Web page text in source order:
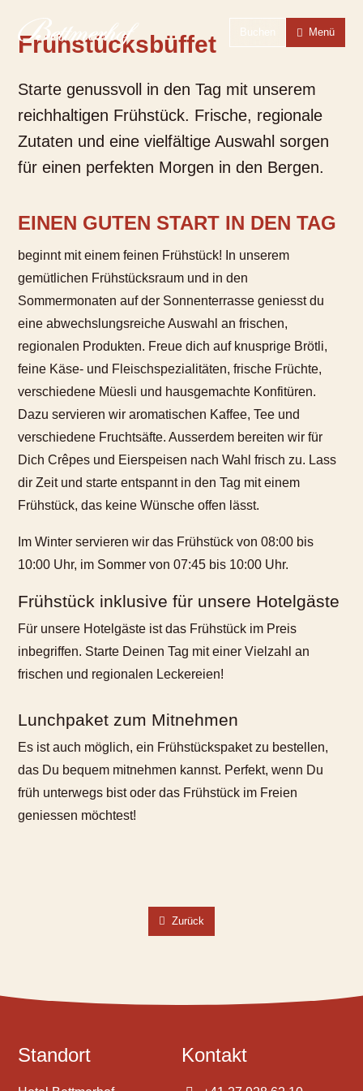
Buchen Menü
Frühstücksbüffet
Starte genussvoll in den Tag mit unserem
reichhaltigen Frühstück. Frische, regionale
Zutaten und eine vielfältige Auswahl sorgen
für einen perfekten Morgen in den Bergen.
EINEN GUTEN START IN DEN TAG
beginnt mit einem feinen Frühstück! In unserem
gemütlichen Frühstücksraum und in den
Sommermonaten auf der Sonnenterrasse geniesst du
eine abwechslungsreiche Auswahl an frischen,
regionalen Produkten. Freue dich auf knusprige Brötli,
feine Käse- und Fleischspezialitäten, frische Früchte,
verschiedene Müesli und hausgemachte Konfitüren.
Dazu servieren wir aromatischen Kaffee, Tee und
verschiedene Fruchtsäfte. Ausserdem bereiten wir für
Dich Crêpes und Eierspeisen nach Wahl frisch zu. Lass
dir Zeit und starte entspannt in den Tag mit einem
Frühstück, das keine Wünsche offen lässt.
Im Winter servieren wir das Frühstück von 08:00 bis
10:00 Uhr, im Sommer von 07:45 bis 10:00 Uhr.
Frühstück inklusive für unsere Hotelgäste
Für unsere Hotelgäste ist das Frühstück im Preis
inbegriffen. Starte Deinen Tag mit einer Vielzahl an
frischen und regionalen Leckereien!
Lunchpaket zum Mitnehmen
Es ist auch möglich, ein Frühstückspaket zu bestellen,
das Du bequem mitnehmen kannst. Perfekt, wenn Du
früh unterwegs bist oder das Frühstück im Freien
geniessen möchtest!
Zurück
Was möchtest Du buchen?
Wir haben Hotelzimmer für 1-4
Gäste
Hotelzimmer
Standort Kontakt